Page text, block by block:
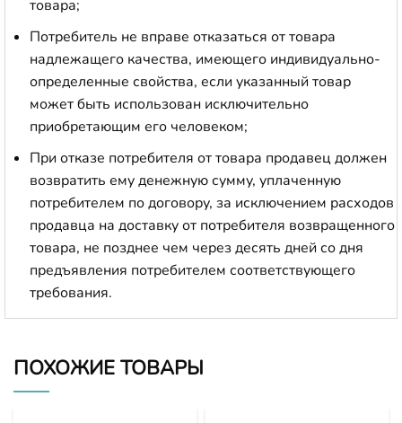
товара;
Потребитель не вправе отказаться от товара
надлежащего качества, имеющего индивидуально-
определенные свойства, если указанный товар
может быть использован исключительно
приобретающим его человеком;
При отказе потребителя от товара продавец должен
возвратить ему денежную сумму, уплаченную
потребителем по договору, за исключением расходов
продавца на доставку от потребителя возвращенного
товара, не позднее чем через десять дней со дня
предъявления потребителем соответствующего
требования.
ПОХОЖИЕ ТОВАРЫ